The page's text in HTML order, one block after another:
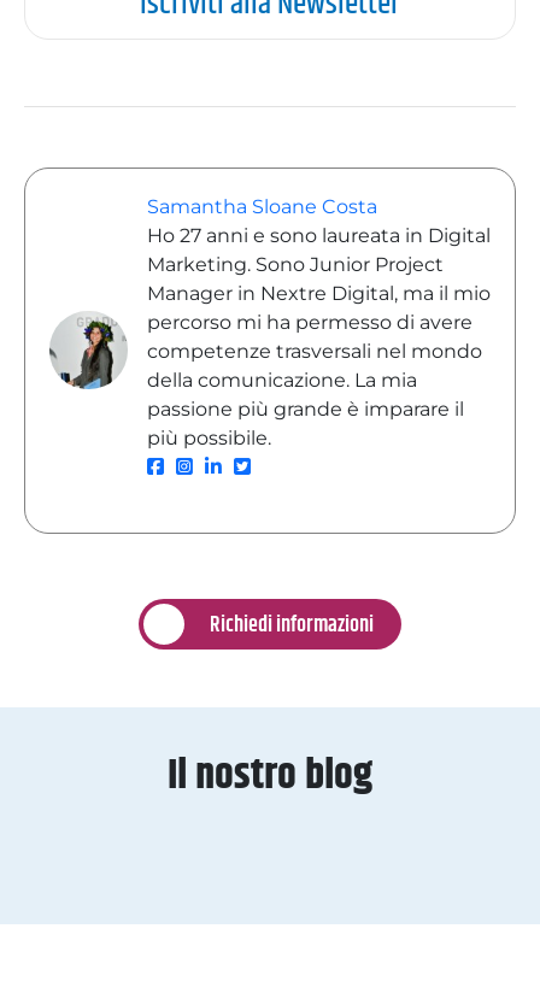
Samantha Sloane Costa
Ho 27 anni e sono laureata in Digital
Marketing. Sono Junior Project
Manager in Nextre Digital, ma il mio
percorso mi ha permesso di avere
competenze trasversali nel mondo
della comunicazione. La mia
passione più grande è imparare il
più possibile.
Richiedi informazioni
Il nostro blog